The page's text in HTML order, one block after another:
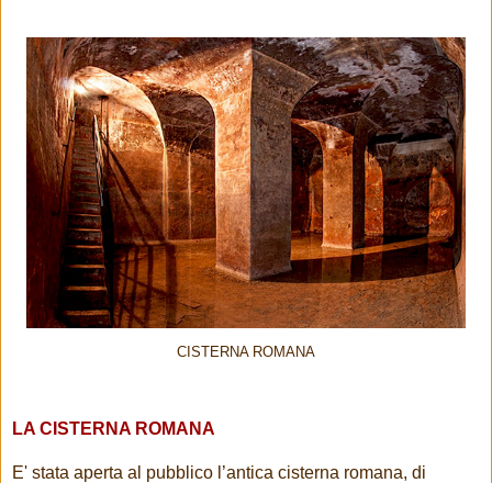
CISTERNA ROMANA
LA CISTERNA ROMANA
E' stata aperta al pubblico l’antica cisterna romana, di